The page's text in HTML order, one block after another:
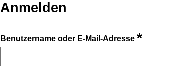
Anmelden
Benutzername oder E-Mail-Adresse*